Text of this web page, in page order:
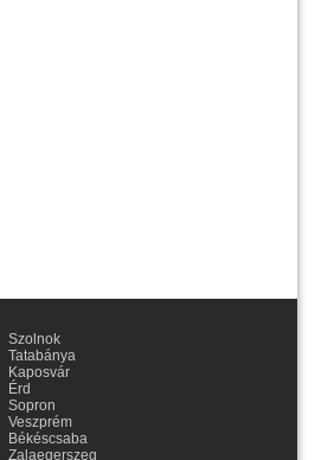
Szolnok
Tatabánya
Kaposvár
Érd
Sopron
Veszprém
Békéscsaba
Zalaegerszeg